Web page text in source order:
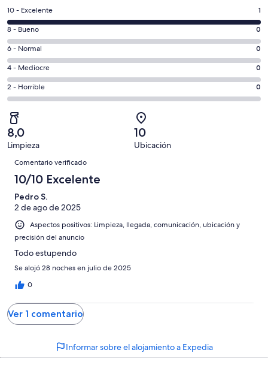
en
una
ventana
nueva
1
comentarios
de
un
total
de
1
con
una
puntuación
de
10
Excelente
10 - Excelente 1
0
comentarios
de
un
total
de
1
con
una
puntuación
Bueno
8 - Bueno 0
0
comentarios
de
un
total
de
con
una
puntuación
de
Normal
6 - Normal 0
0
comentarios
de
total
de
1
una
puntuación
de
Mediocre
4 - Mediocre 0
0
comentarios
de
un
total
de
con
puntuación
de
Horrible
2 - Horrible 0
8,0
Limpieza
10
Ubicación
Comentarios
Comentario verificado
10/10 Excelente
Pedro S.
2 de ago de 2025
Aspectos positivos: Limpieza, llegada, comunicación, ubicación y
precisión del anuncio
Todo estupendo
Se alojó 28 noches en julio de 2025
0
Ver 1 comentario
Informar sobre el alojamiento a Expedia